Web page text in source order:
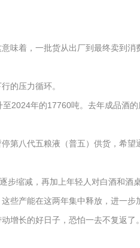
着，一批货从出厂到最终卖到
的压力循环。
2024年的17760吨。去年成品酒
第八代五粮液（普五）供货，希望
缩减，再加上年轻人对白酒和酒
产能在这两年集中释放，进一步
增长的好日子，恐怕一去不复返了。